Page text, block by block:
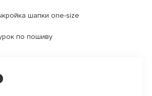
шапки one-size
по пошиву